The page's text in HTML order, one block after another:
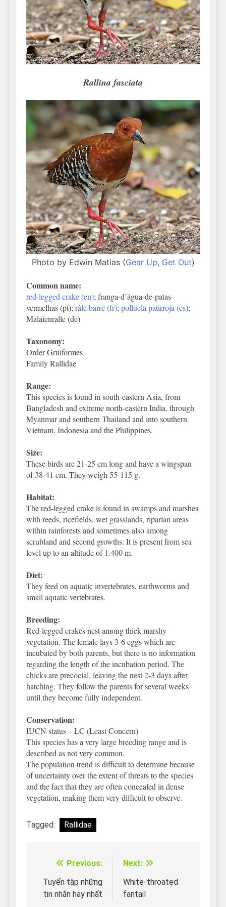
Can Bulldogs Play Fetch?
And How to Train Them!
7 Năm Ago
How Often Do I Need to
Groom My Bulldog
7 Năm Ago
Rallina fasciata
Photo by Edwin Matias (Gear Up, Get Out)
Common name:
red-legged crake (en); franga-d’água-de-patas-
vermelhas (pt); râle barré (fr); polluela patirroja (es);
Malaienralle (de)
Taxonomy:
Order Gruiformes
Family Rallidae
Range:
This species is found in south-eastern Asia, from
Bangladesh and extreme north-eastern India, through
Myanmar and southern Thailand and into southern
Vietnam, Indonesia and the Philippines.
Size:
These birds are 21-25 cm long and have a wingspan
of 38-41 cm. They weigh 55-115 g.
Habitat:
The red-legged crake is found in swamps and marshes
with reeds, ricefields, wet grasslands, riparian areas
within rainforests and sometimes also among
scrubland and second growths. It is present from sea
level up to an altitude of 1.400 m.
Diet:
They feed on aquatic invertebrates, earthworms and
small aquatic vertebrates.
Breeding:
Red-legged crakes nest among thick marshy
vegetation. The female lays 3-6 eggs which are
incubated by both parents, but there is no information
regarding the length of the incubation period. The
chicks are precocial, leaving the nest 2-3 days after
hatching. They follow the parents for several weeks
until they become fully independent.
Conservation:
IUCN status – LC (Least Concern)
This species has a very large breeding range and is
described as not very common.
The population trend is difficult to determine because
of uncertainty over the extent of threats to the species
and the fact that they are often concealed in dense
vegetation, making them very difficult to observe.
Tagged: Rallidae
Điều
hướng
Previous:
Tuyển tập những
tin nhắn hay nhất
Next:
White-throated
fantail